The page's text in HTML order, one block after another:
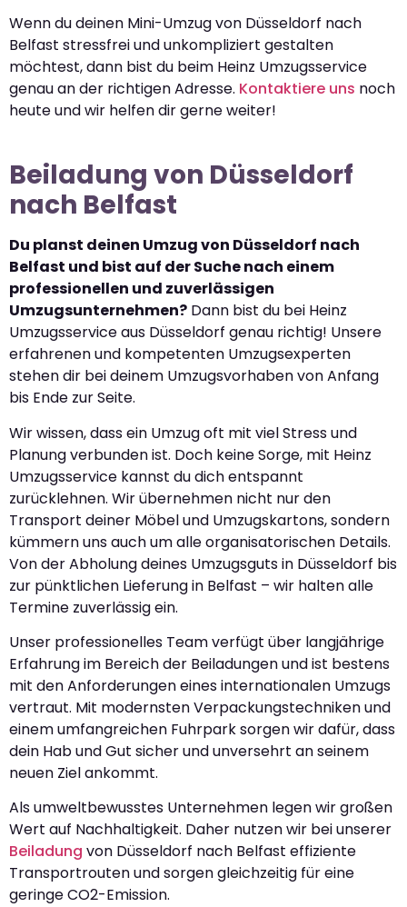
Wenn du deinen Mini-Umzug von Düsseldorf nach
Belfast stressfrei und unkompliziert gestalten
möchtest, dann bist du beim Heinz Umzugsservice
genau an der richtigen Adresse. Kontaktiere uns noch
heute und wir helfen dir gerne weiter!
Beiladung von Düsseldorf
nach Belfast
Du planst deinen Umzug von Düsseldorf nach
Belfast und bist auf der Suche nach einem
professionellen und zuverlässigen
Umzugsunternehmen? Dann bist du bei Heinz
Umzugsservice aus Düsseldorf genau richtig! Unsere
erfahrenen und kompetenten Umzugsexperten
stehen dir bei deinem Umzugsvorhaben von Anfang
bis Ende zur Seite.
Wir wissen, dass ein Umzug oft mit viel Stress und
Planung verbunden ist. Doch keine Sorge, mit Heinz
Umzugsservice kannst du dich entspannt
zurücklehnen. Wir übernehmen nicht nur den
Transport deiner Möbel und Umzugskartons, sondern
kümmern uns auch um alle organisatorischen Details.
Von der Abholung deines Umzugsguts in Düsseldorf bis
zur pünktlichen Lieferung in Belfast – wir halten alle
Termine zuverlässig ein.
Unser professionelles Team verfügt über langjährige
Erfahrung im Bereich der Beiladungen und ist bestens
mit den Anforderungen eines internationalen Umzugs
vertraut. Mit modernsten Verpackungstechniken und
einem umfangreichen Fuhrpark sorgen wir dafür, dass
dein Hab und Gut sicher und unversehrt an seinem
neuen Ziel ankommt.
Als umweltbewusstes Unternehmen legen wir großen
Wert auf Nachhaltigkeit. Daher nutzen wir bei unserer
Beiladung von Düsseldorf nach Belfast effiziente
Transportrouten und sorgen gleichzeitig für eine
geringe CO2-Emission.